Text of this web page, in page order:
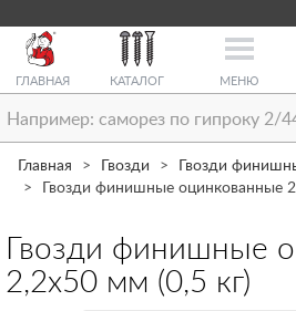
ГЛАВНАЯ КАТАЛОГ
Toggle
МЕНЮ
Главная Гвозди
Гвозди
Гвозди финишные оцинкованные
Гвозди финишные
2,2х50 мм (0,5 кг)